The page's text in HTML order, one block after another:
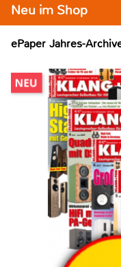
Neu im Shop
ePaper Jahres-